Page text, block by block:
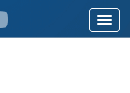
Toggle